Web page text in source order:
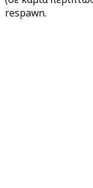
respawn.